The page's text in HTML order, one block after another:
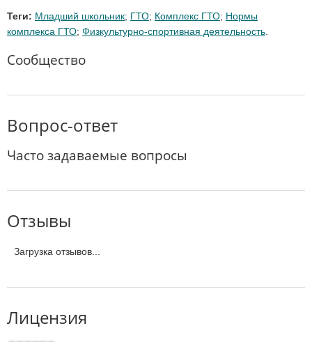
Теги: Младший школьник; ГТО; Комплекс ГТО; Нормы
комплекса ГТО; Физкультурно-спортивная деятельность
Сообщество
Вопрос-ответ
Часто задаваемые вопросы
Отзывы
Загрузка отзывов...
Лицензия